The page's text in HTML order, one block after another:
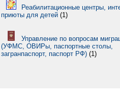
Реабилитационные центры,
приюты для детей (1)
Управление по вопросам
(УФМС, ОВИРы, паспортные столы,
загранпаспорт, паспорт РФ) (1)